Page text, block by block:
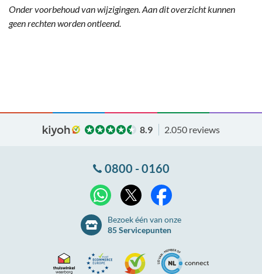
Onder voorbehoud van wijzigingen. Aan dit overzicht kunnen
geen rechten worden ontleend.
8.9 2.050 reviews
0800 - 0160
WhatsApp
Bezoek één van onze
85 Servicepunten